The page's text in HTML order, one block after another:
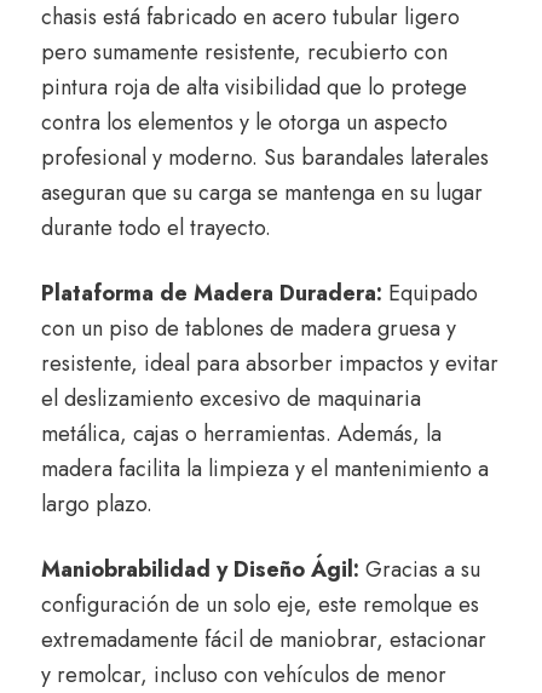
chasis está fabricado en acero tubular ligero
pero sumamente resistente, recubierto con
pintura roja de alta visibilidad que lo protege
contra los elementos y le otorga un aspecto
profesional y moderno. Sus barandales laterales
aseguran que su carga se mantenga en su lugar
durante todo el trayecto.
Plataforma de Madera Duradera: Equipado
con un piso de tablones de madera gruesa y
resistente, ideal para absorber impactos y evitar
el deslizamiento excesivo de maquinaria
metálica, cajas o herramientas. Además, la
madera facilita la limpieza y el mantenimiento a
largo plazo.
Maniobrabilidad y Diseño Ágil: Gracias a su
configuración de un solo eje, este remolque es
extremadamente fácil de maniobrar, estacionar
y remolcar, incluso con vehículos de menor